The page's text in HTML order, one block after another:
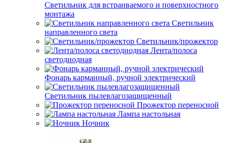
Светильник для встраиваемого и поверхностного
монтажа
Светильник
направленного света
Светильник/прожектор
Лента/полоса
светодиодная
Фонарь карманный, ручной электрический
Светильник пылевлагозащищенный
Прожектор переносной
Лампа настольная
Ночник